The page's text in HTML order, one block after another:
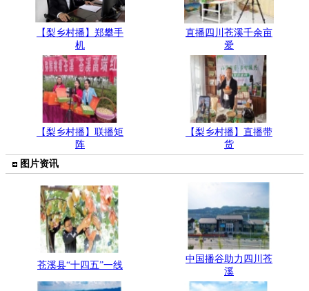
【梨乡村播】郑攀手
机
直播四川苍溪千余亩
爱
【梨乡村播】联播矩
阵
【梨乡村播】直播带
货
图片资讯
苍溪县“十四五”一线
中国播谷助力四川苍
溪